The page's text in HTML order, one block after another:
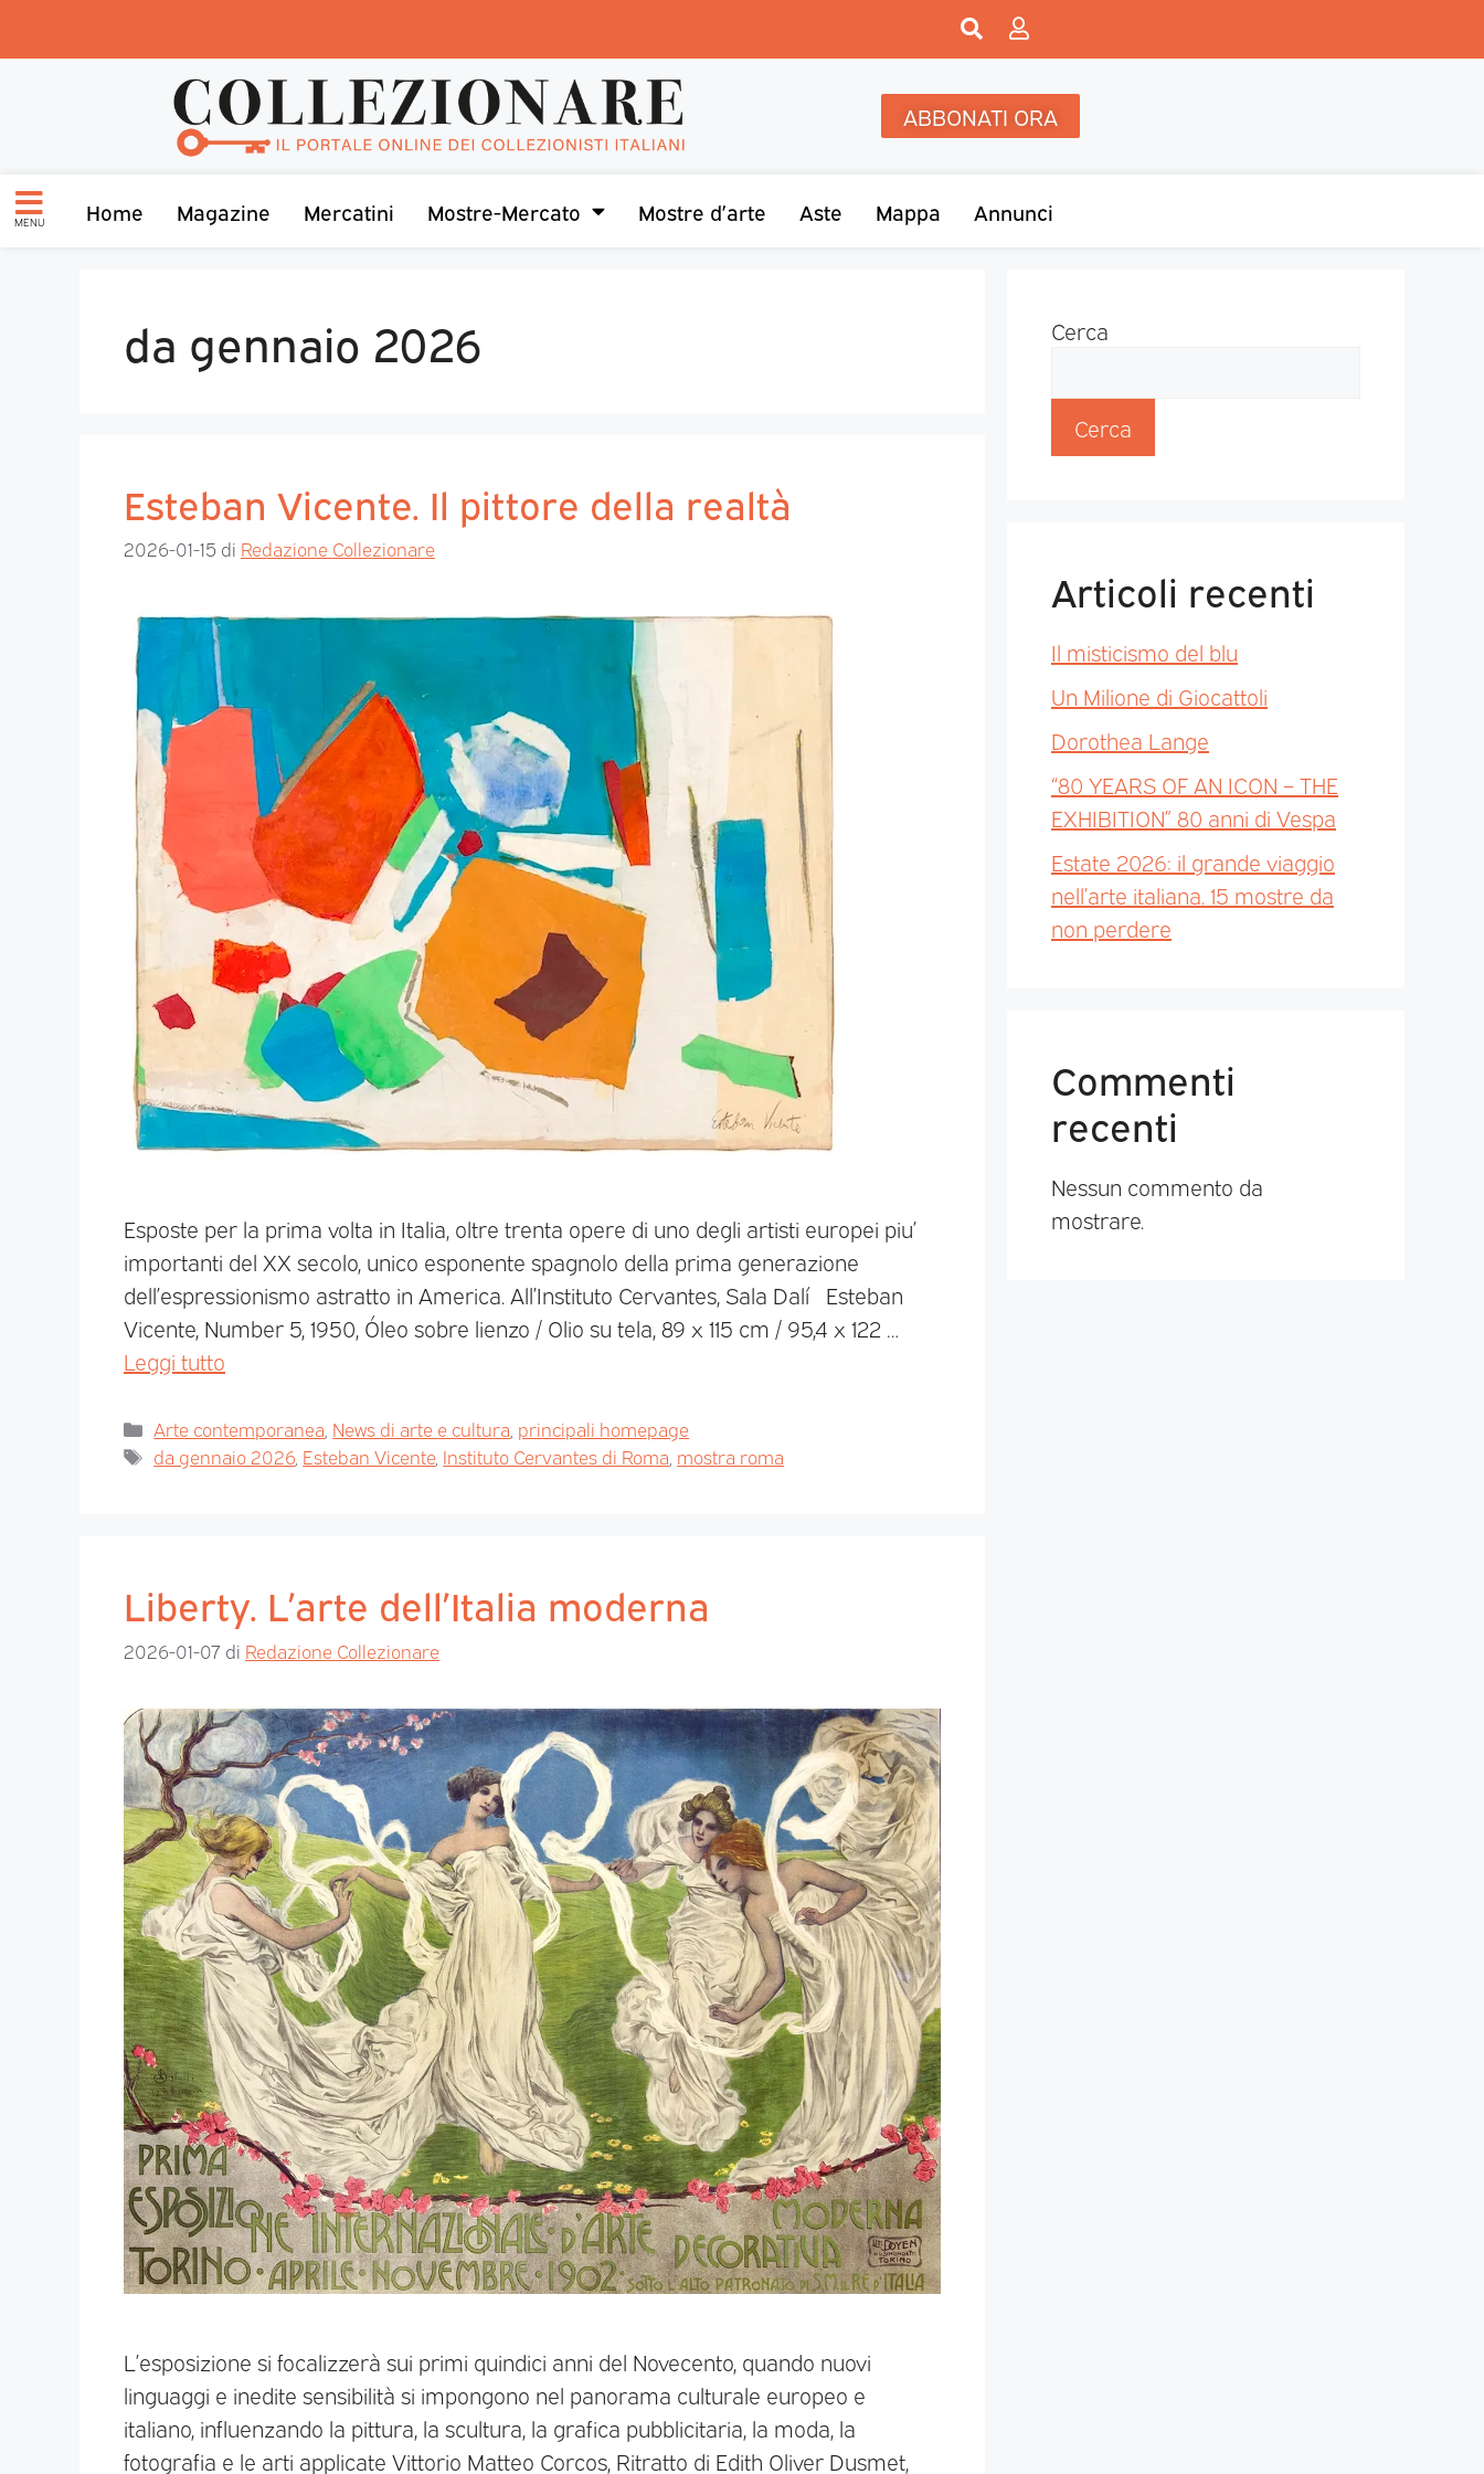
ABBONATI ORA
MENU Home Magazine Mercatini Mostre-Mercato Mostre d’arte Aste Mappa Annunci
da gennaio 2026
Esteban Vicente. Il pittore della realtà
2026-01-15 di Redazione Collezionare
Esposte per la prima volta in Italia, oltre trenta opere di uno degli artisti europei piu’
importanti del XX secolo, unico esponente spagnolo della prima generazione
dell’espressionismo astratto in America. All’Instituto Cervantes, Sala Dalí Esteban
Vicente, Number 5, 1950, Óleo sobre lienzo / Olio su tela, 89 x 115 cm / 95,4 x 122 …
Leggi tutto
Arte contemporanea News di arte e cultura principali homepage
da gennaio 2026 Esteban Vicente, Instituto Cervantes di Roma mostra roma
Liberty. L’arte dell’Italia moderna
2026-01-07 di Redazione Collezionare
L’esposizione si focalizzerà sui primi quindici anni del Novecento, quando nuovi
linguaggi e inedite sensibilità si impongono nel panorama culturale europeo e
italiano, influenzando la pittura, la scultura, la grafica pubblicitaria, la moda, la
fotografia e le arti applicate Vittorio Matteo Corcos, Ritratto di Edith Oliver Dusmet,
Cerca
Cerca
Articoli recenti
Il misticismo del blu
Un Milione di Giocattoli
Dorothea Lange
“80 YEARS OF AN ICON – THE
EXHIBITION” 80 anni di Vespa
Estate 2026: il grande viaggio
nell’arte italiana. 15 mostre da
non perdere
Commenti
recenti
Nessun commento da
mostrare.